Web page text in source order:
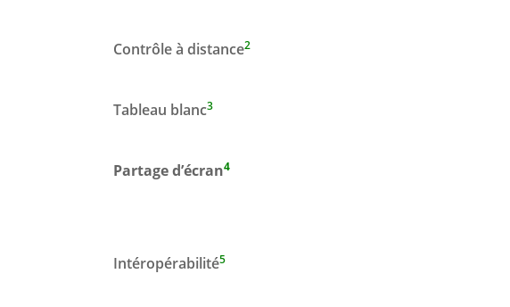
Contrôle à distance2
Tableau blanc3
Partage d’écran4
Intéropérabilité5